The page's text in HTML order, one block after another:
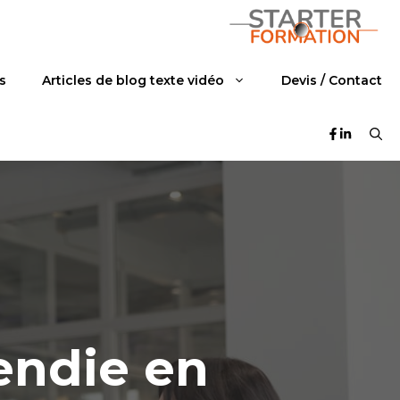
Articles de blog texte vidéo Devis / Contact
en